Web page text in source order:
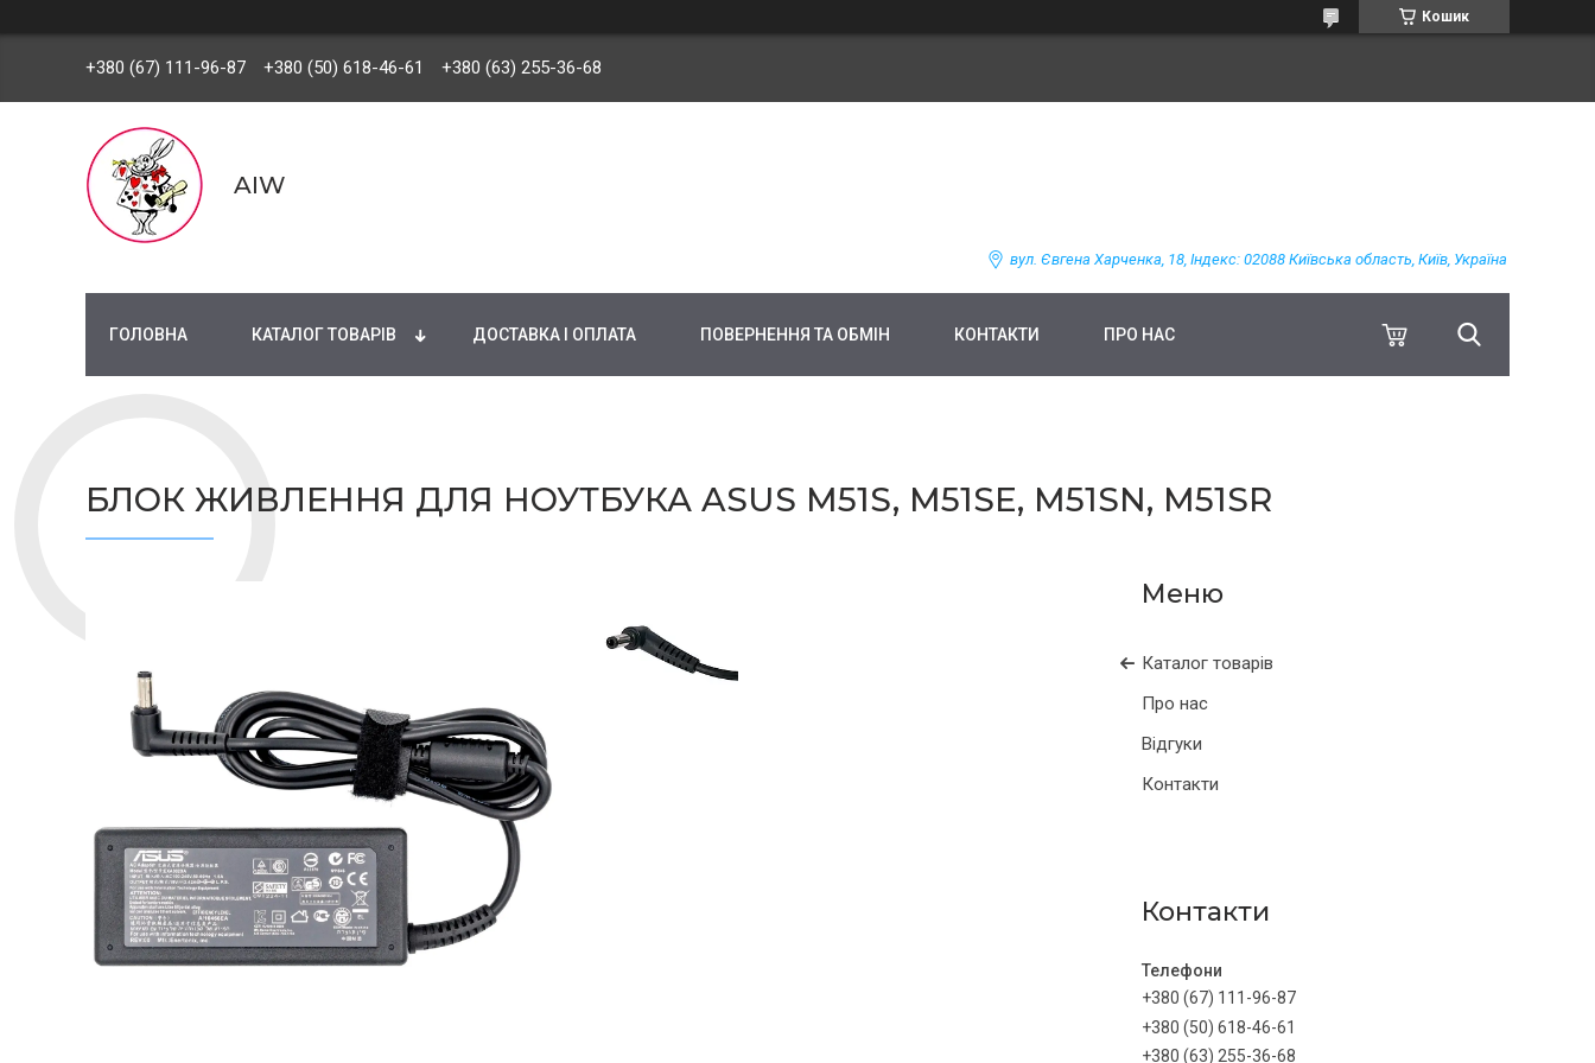
Кошик
+380 (67) 111-96-87 +380 (50) 618-46-61 +380 (63) 255-36-68
AIW
вул. Євгена Харченка, 18, Індекс: 02088 Київська область, Київ, Україна
ГОЛОВНА КАТАЛОГ ТОВАРІВ ДОСТАВКА І ОПЛАТА ПОВЕРНЕННЯ ТА ОБМІН КОНТАКТИ ПРО НАС
БЛОК ЖИВЛЕННЯ ДЛЯ НОУТБУКА ASUS M51S, M51SE, M51SN, M51SR
Каталог товарів
Про нас
Відгуки
Контакти
Контакти
+380 (67) 111-96-87
+380 (50) 618-46-61
+380 (63) 255-36-68